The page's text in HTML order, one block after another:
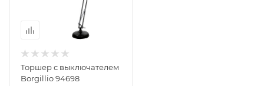
Торшер с выключателем
Borgillio 94698